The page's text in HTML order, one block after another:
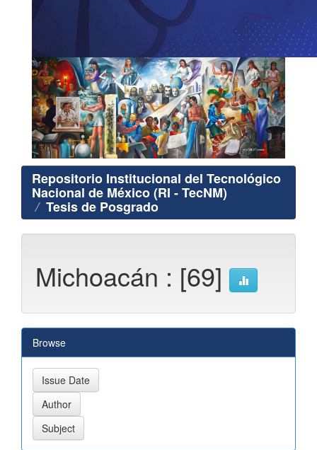
Repositorio Institucional del Tecnológico
Nacional de México (RI - TecNM)
Tesis de Posgrado
Michoacán : [69]
Browse